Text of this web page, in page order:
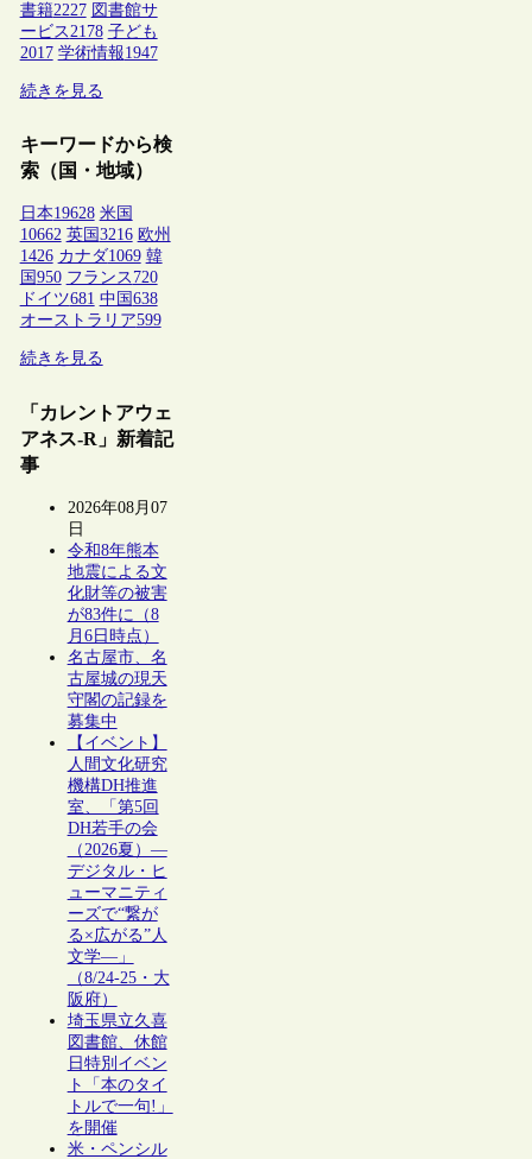
書籍2227 図書館サ
ービス 2178 子ども
2017 学術情報1947
続きを見る
キーワードから検
索（国・地域）
日本19628 米国
10662 英国 3216 欧州
1426 カナダ1069 韓
国 950 フランス 720
ドイツ681 中国 638
オーストラリア599
続きを見る
「カレントアウェ
アネス-R」新着記
事
2026年08月07
日
令和8年熊本
地震による文
化財等の被害
が83件に（8
月6日時点）
名古屋市、名
古屋城の現天
守閣の記録を
募集中
【イベント】
人間文化研究
機構DH推進
室、「第5回
DH若手の会
（2026夏）―
デジタル・ヒ
ューマニティ
ーズで“繋が
る×広がる”人
文学―」
（8/24-25・大
阪府）
埼玉県立久喜
図書館、休館
日特別イベン
ト「本のタイ
トルで一句!」
を開催
米・ペンシル